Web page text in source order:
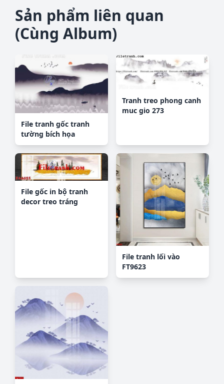
Sản phẩm liên quan
(Cùng Album)
File tranh gốc tranh
tường bích họa
idochine trung quốc
IDT629
Tranh treo phong canh
muc gio 273
File gốc in bộ tranh
decor treo tráng
File tranh lối vào
FT9623